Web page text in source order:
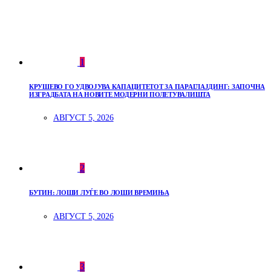
1
КРУШЕВО ГО УДВОЈУВА КАПАЦИТЕТОТ ЗА ПАРАГЛАЈДИНГ: ЗАПОЧНА
ИЗГРАДБАТА НА НОВИТЕ МОДЕРНИ ПОЛЕТУВАЛИШТА
АВГУСТ 5, 2026
2
БУТИН: ЛОШИ ЛУЃЕ ВО ЛОШИ ВРЕМИЊА
АВГУСТ 5, 2026
3